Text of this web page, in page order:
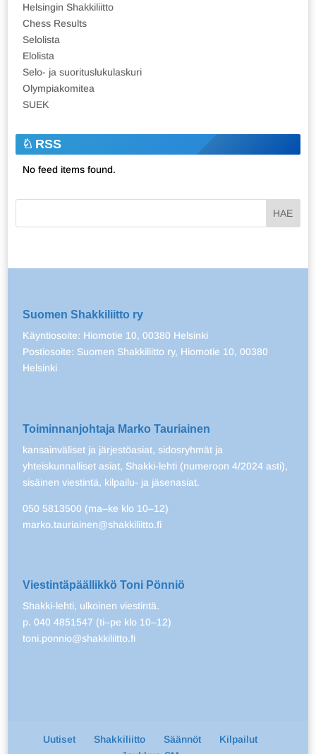
Helsingin Shakkiliitto
Chess Results
Selolista
Elolista
Selo- ja suorituslukulaskuri
Olympiakomitea
SUEK
RSS
No feed items found.
Suomen Shakkiliitto ry
Käyntiosoite: Hiomotie 10, 00380 Helsinki
Postiosoite: Suomen Shakkiliitto ry, Hiomotie 10, 00380
Helsinki
Toiminnanjohtaja Marko Tauriainen
kansainväliset ja järjestöasiat, sidosryhmät ja
yhteiskunnalliset asiat, Shakki-lehti (numeroon 4/2024 asti),
sisäinen viestintä, kilpailu- ja jäsenasiat.
050 5813500 (ma–ke klo 10–12)
marko.tauriainen@shakkiliitto.fi
Viestintäpäällikkö Toni Pönniö
Shakki-lehti, ulkoinen viestintä.
p. 040 4851547 (ti–pe klo 10–12)
toni.ponnio@shakkiliitto.fi
Uutiset Shakkiliitto Säännöt
Kilpailut